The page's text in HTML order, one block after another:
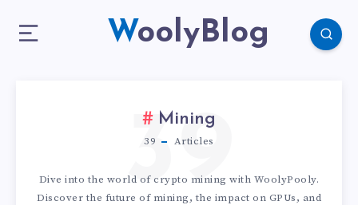
WoolyBlog
Mining
39 Articles
39
Dive into the world of crypto mining with WoolyPooly.
Discover the future of mining, the impact on GPUs, and